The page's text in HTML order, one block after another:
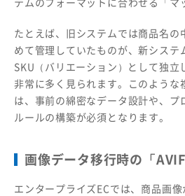
たとえば、旧システムでは商品名の
めて管理していたものが、新システ
SKU（バリエーション）として独立
非常に多く見られます。このような
は、事前の綿密なデータ設計や、プ
ルールの構築が必須となります。
画像データ移行時の「
エンタープライズECでは、商品画